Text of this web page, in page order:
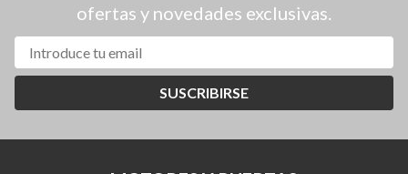
ofertas y novedades exclusivas.
SUSCRIBIRSE